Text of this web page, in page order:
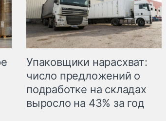
Упаковщики нарасхват:
число предложений о
подработке на складах
выросло на 43% за год